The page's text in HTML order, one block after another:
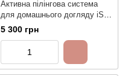
Активна пілінгова система
для домашнього догляду iS
Clinical Active Peel System
5 300 грн